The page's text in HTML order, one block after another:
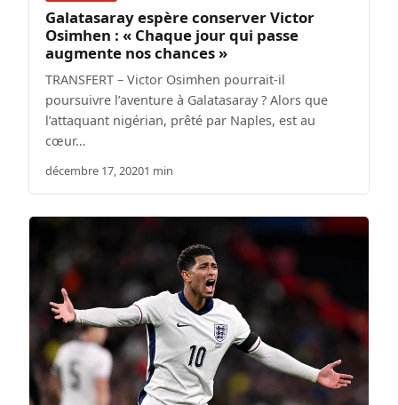
Galatasaray espère conserver Victor
Osimhen : « Chaque jour qui passe
augmente nos chances »
TRANSFERT – Victor Osimhen pourrait-il
poursuivre l’aventure à Galatasaray ? Alors que
l’attaquant nigérian, prêté par Naples, est au
cœur…
décembre 17, 20201 min